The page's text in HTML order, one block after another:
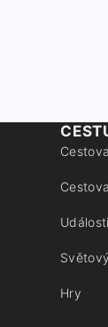
Události
Hry